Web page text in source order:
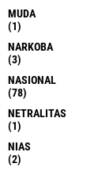
MUDA
(1)
NARKOBA
(3)
NASIONAL
(78)
NETRALITAS
(1)
NIAS
(2)